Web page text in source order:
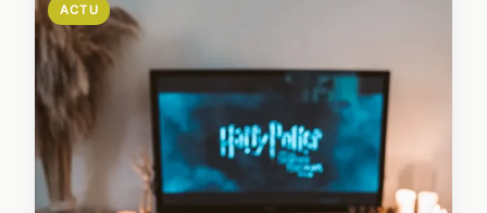
ACTU